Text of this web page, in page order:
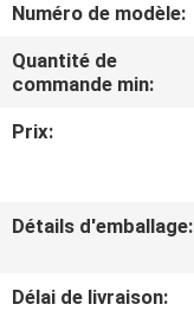
PROPOS
DE
VISITE
Numéro de modèle:
Quantité de
commande min:
Prix:
Détails d'emballage:
Délai de livraison: